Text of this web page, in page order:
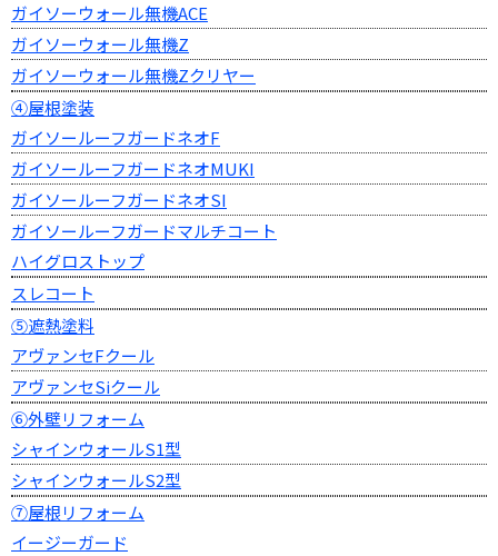
ガイソーウォール無機ACE
ガイソーウォール無機Z
ガイソーウォール無機Zクリヤー
④屋根塗装
ガイソールーフガードネオF
ガイソールーフガードネオMUKI
ガイソールーフガードネオSI
ガイソールーフガードマルチコート
ハイグロストップ
スレコート
⑤遮熱塗料
アヴァンセFクール
アヴァンセSiクール
⑥外壁リフォーム
シャインウォールS1型
シャインウォールS2型
⑦屋根リフォーム
イージーガード